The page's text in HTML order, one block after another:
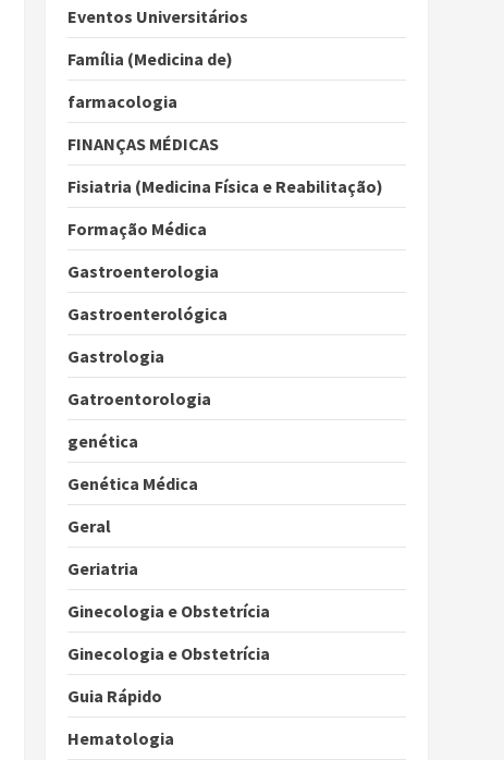
Eventos Universitários
Família (Medicina de)
farmacologia
FINANÇAS MÉDICAS
Fisiatria (Medicina Física e Reabilitação)
Formação Médica
Gastroenterologia
Gastroenterológica
Gastrologia
Gatroentorologia
genética
Genética Médica
Geral
Geriatria
Ginecologia e Obstetrícia
Ginecologia e Obstetrícia
Guia Rápido
Hematologia